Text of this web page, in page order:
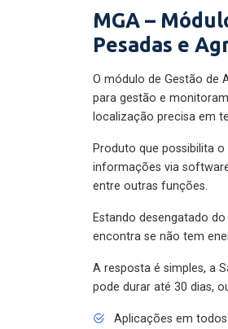
MGA –
Pesadas e
O módulo de Gestão de
para gestão e
localização precisa em
Produto que possibilita
informações via
entre outras funções.
Estando desengatado
encontra se não tem
A resposta é simples, a
pode durar até 30 dias,
Aplicações em